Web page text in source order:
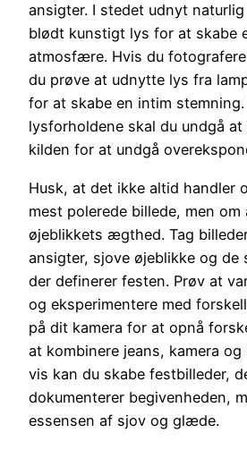
ansigter. I stedet udnyt
blødt kunstigt lys for at skabe
atmosfære. Hvis du
du prøve at udnytte lys fra
for at skabe en intim
lysforholdene skal du undgå
kilden for at undgå
Husk, at det ikke altid handler
mest polerede billede, men om
øjeblikkets ægthed. Tag
ansigter, sjove øjeblikke og de
der definerer festen. Prøv at
og eksperimentere med
på dit kamera for at opnå
at kombinere jeans, kamera
vis kan du skabe festbilleder,
dokumenterer begivenheden,
essensen af sjov og glæde.